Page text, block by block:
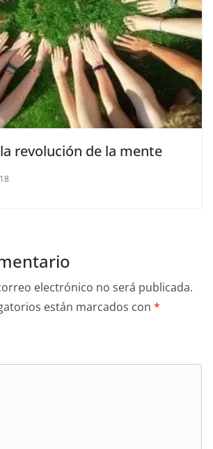
revolución de la mente
electrónico no será publicada.
están marcados con *